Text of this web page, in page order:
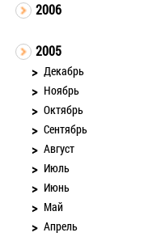
2006
2005
Декабрь
Ноябрь
Октябрь
Сентябрь
Август
Июль
Июнь
Май
Апрель